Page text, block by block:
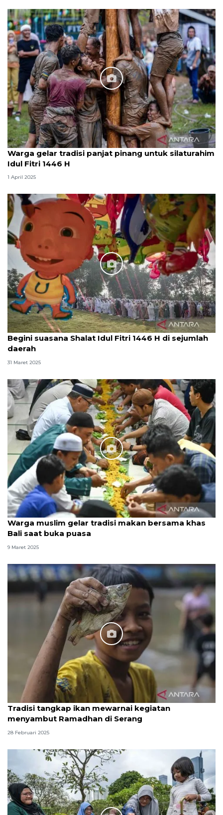
Warga gelar tradisi panjat pinang untuk silaturahim
Idul Fitri 1446 H
1 April 2025
Begini suasana Shalat Idul Fitri 1446 H di sejumlah
daerah
31 Maret 2025
Warga muslim gelar tradisi makan bersama khas
Bali saat buka puasa
9 Maret 2025
Tradisi tangkap ikan mewarnai kegiatan
menyambut Ramadhan di Serang
28 Februari 2025